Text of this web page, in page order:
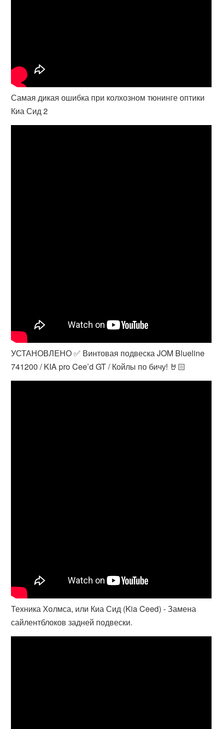
Самая дикая ошибка при колхозном тюнинге оптики
Киа Сид 2
УСТАНОВЛЕНО ✅ Винтовая подвеска JOM Blueline
741200 / KIA pro Cee’d GT / Койлы по бичу! 🤘🏻
Техника Холмса, или Киа Сид (Kia Ceed) - Замена
сайлентблоков задней подвески.